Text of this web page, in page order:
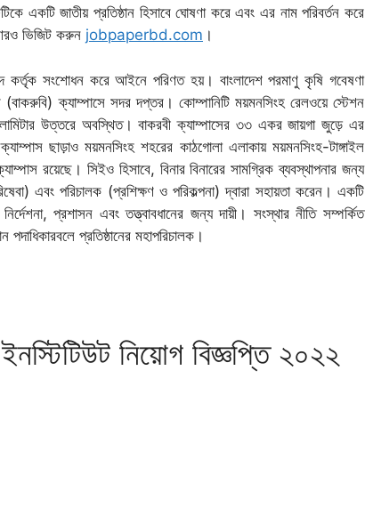
একটি জাতীয় প্রতিষ্ঠান হিসাবে ঘোষণা করে এবং এর নাম পরিবর্তন করে
আরও ভিজিট করুন jobpaperbd.com ।
সংশোধন করে আইনে পরিণত হয়। বাংলাদেশ পরমাণু কৃষি গবেষণা
(বাকরুবি) ক্যাম্পাসে সদর দপ্তর। কোম্পানিটি ময়মনসিংহ রেলওয়ে স্টেশন
উত্তরে অবস্থিত। বাকরবী ক্যাম্পাসের ৩৩ একর জায়গা জুড়ে এর
ছাড়াও ময়মনসিংহ শহরের কাঠগোলা এলাকায় ময়মনসিংহ-টাঙ্গাইল
রয়েছে। সিইও হিসাবে, বিনার বিনারের সামগ্রিক ব্যবস্থাপনার জন্য
এবং পরিচালক (প্রশিক্ষণ ও পরিকল্পনা) দ্বারা সহায়তা করেন। একটি
প্রশাসন এবং তত্ত্বাবধানের জন্য দায়ী। সংস্থার নীতি সম্পর্কিত
পদাধিকারবলে প্রতিষ্ঠানের মহাপরিচালক।
নিয়োগ বিজ্ঞপ্তি ২০২২